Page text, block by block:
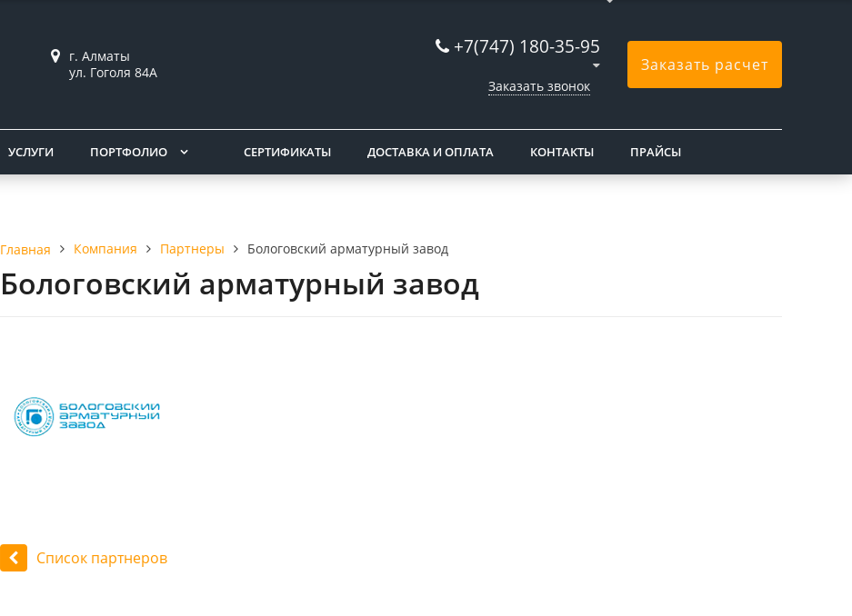
г. Алматы
ул. Гоголя 84А
+7(747) 180-35-95
Заказать звонок
Заказать расчет
УСЛУГИ ПОРТФОЛИО СЕРТИФИКАТЫ ДОСТАВКА И ОПЛАТА КОНТАКТЫ ПРАЙСЫ
Главная Компания Партнеры Бологовский арматурный завод
Бологовский арматурный завод
Список партнеров